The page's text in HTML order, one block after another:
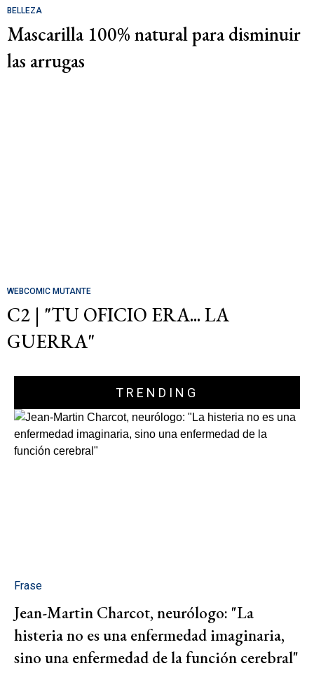
BELLEZA
Mascarilla 100% natural para disminuir
las arrugas
WEBCOMIC MUTANTE
C2 | "TU OFICIO ERA... LA
GUERRA"
TRENDING
Frase
Jean-Martin Charcot, neurólogo: "La
histeria no es una enfermedad imaginaria,
sino una enfermedad de la función cerebral"